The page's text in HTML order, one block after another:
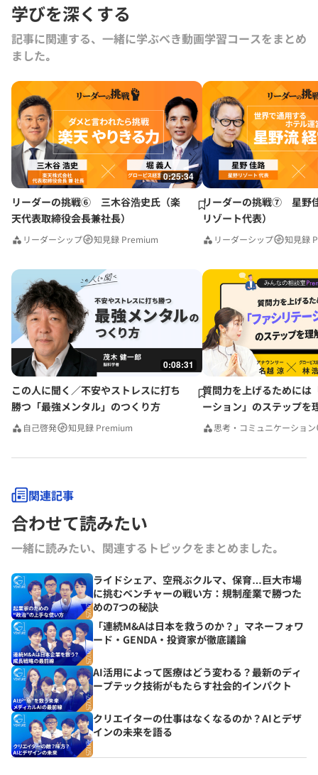
学びを深くする
記事に関連する、一緒に学ぶべき動画学習コースをまとめ
ました｡
0:25:34
リーダーの挑戦⑥ 三木谷浩史氏（楽
天代表取締役会長兼社長）
リーダーシップ 知見録 Premium
リーダーの挑戦⑦ 星野
リゾート代表）
リーダーシップ 知見録
0:08:31
この人に聞く／不安やストレスに打ち
勝つ「最強メンタル」のつくり方
自己啓発 知見録 Premium
質問力を上げるためには
ーション」のステップを
みんなの相談室Premium
思考・コミュニケーション
関連記事
合わせて読みたい
一緒に読みたい、関連するトピックをまとめました｡
ライドシェア、空飛ぶクルマ、保育…巨大市場
に挑むベンチャーの戦い方：規制産業で勝つた
めの7つの秘訣
「連続M&Aは日本を救うのか？」マネーフォワ
ード・GENDA・投資家が徹底議論
AI活用によって医療はどう変わる？最新のディ
ープテック技術がもたらす社会的インパクト
クリエイターの仕事はなくなるのか？AIとデザ
インの未来を語る